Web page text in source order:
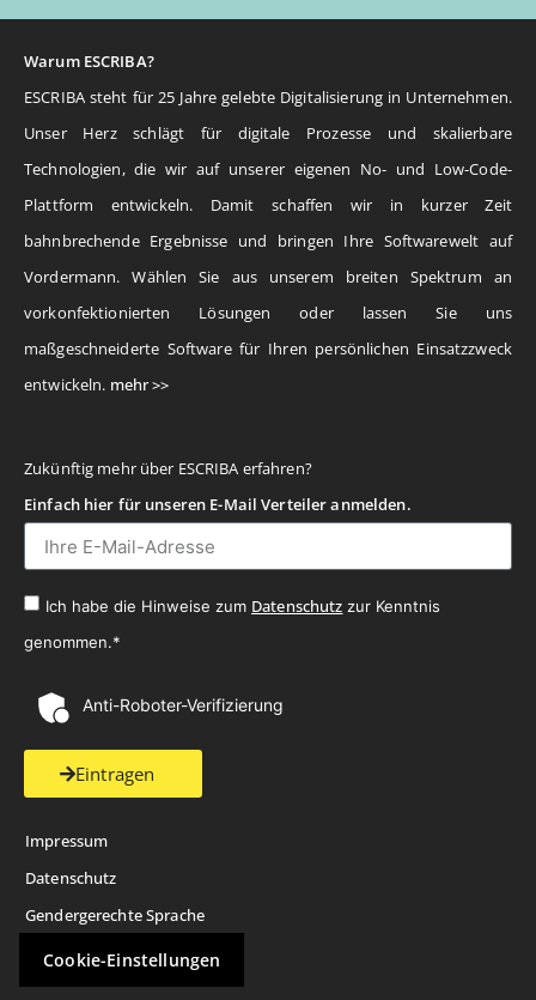
Warum ESCRIBA?
ESCRIBA steht für 25 Jahre gelebte Digitalisierung in Unternehmen.
Unser Herz schlägt für digitale Prozesse und skalierbare
Technologien, die wir auf unserer eigenen No- und Low-Code-
Plattform entwickeln. Damit schaffen wir in kurzer Zeit
bahnbrechende Ergebnisse und bringen Ihre Softwarewelt auf
Vordermann. Wählen Sie aus unserem breiten Spektrum an
vorkonfektionierten Lösungen oder lassen Sie uns
maßgeschneiderte Software für Ihren persönlichen Einsatzzweck
entwickeln. mehr >>
Zukünftig mehr über ESCRIBA erfahren?
Einfach hier für unseren E-Mail Verteiler anmelden.
Ich habe die Hinweise zum Datenschutz zur Kenntnis
genommen.*
Anti-Roboter-Verifizierung
Eintragen
Impressum
Datenschutz
Gendergerechte Sprache
Cookie-Einstellungen